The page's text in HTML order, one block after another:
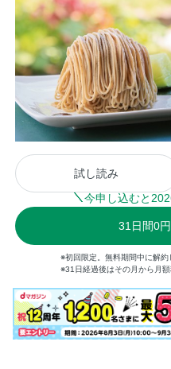
試し読み
今申し込むと
31 日間0円
※初回限定。無料期間中に解約
※31日経過後はその月から月